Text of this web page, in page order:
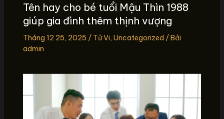
Tên hay cho bé tuổi Mậu Thìn 1988
giúp gia đình thêm thịnh vượng
Tháng 12 25, 2025 / Tử Vi, Uncategorized / Bởi
admin